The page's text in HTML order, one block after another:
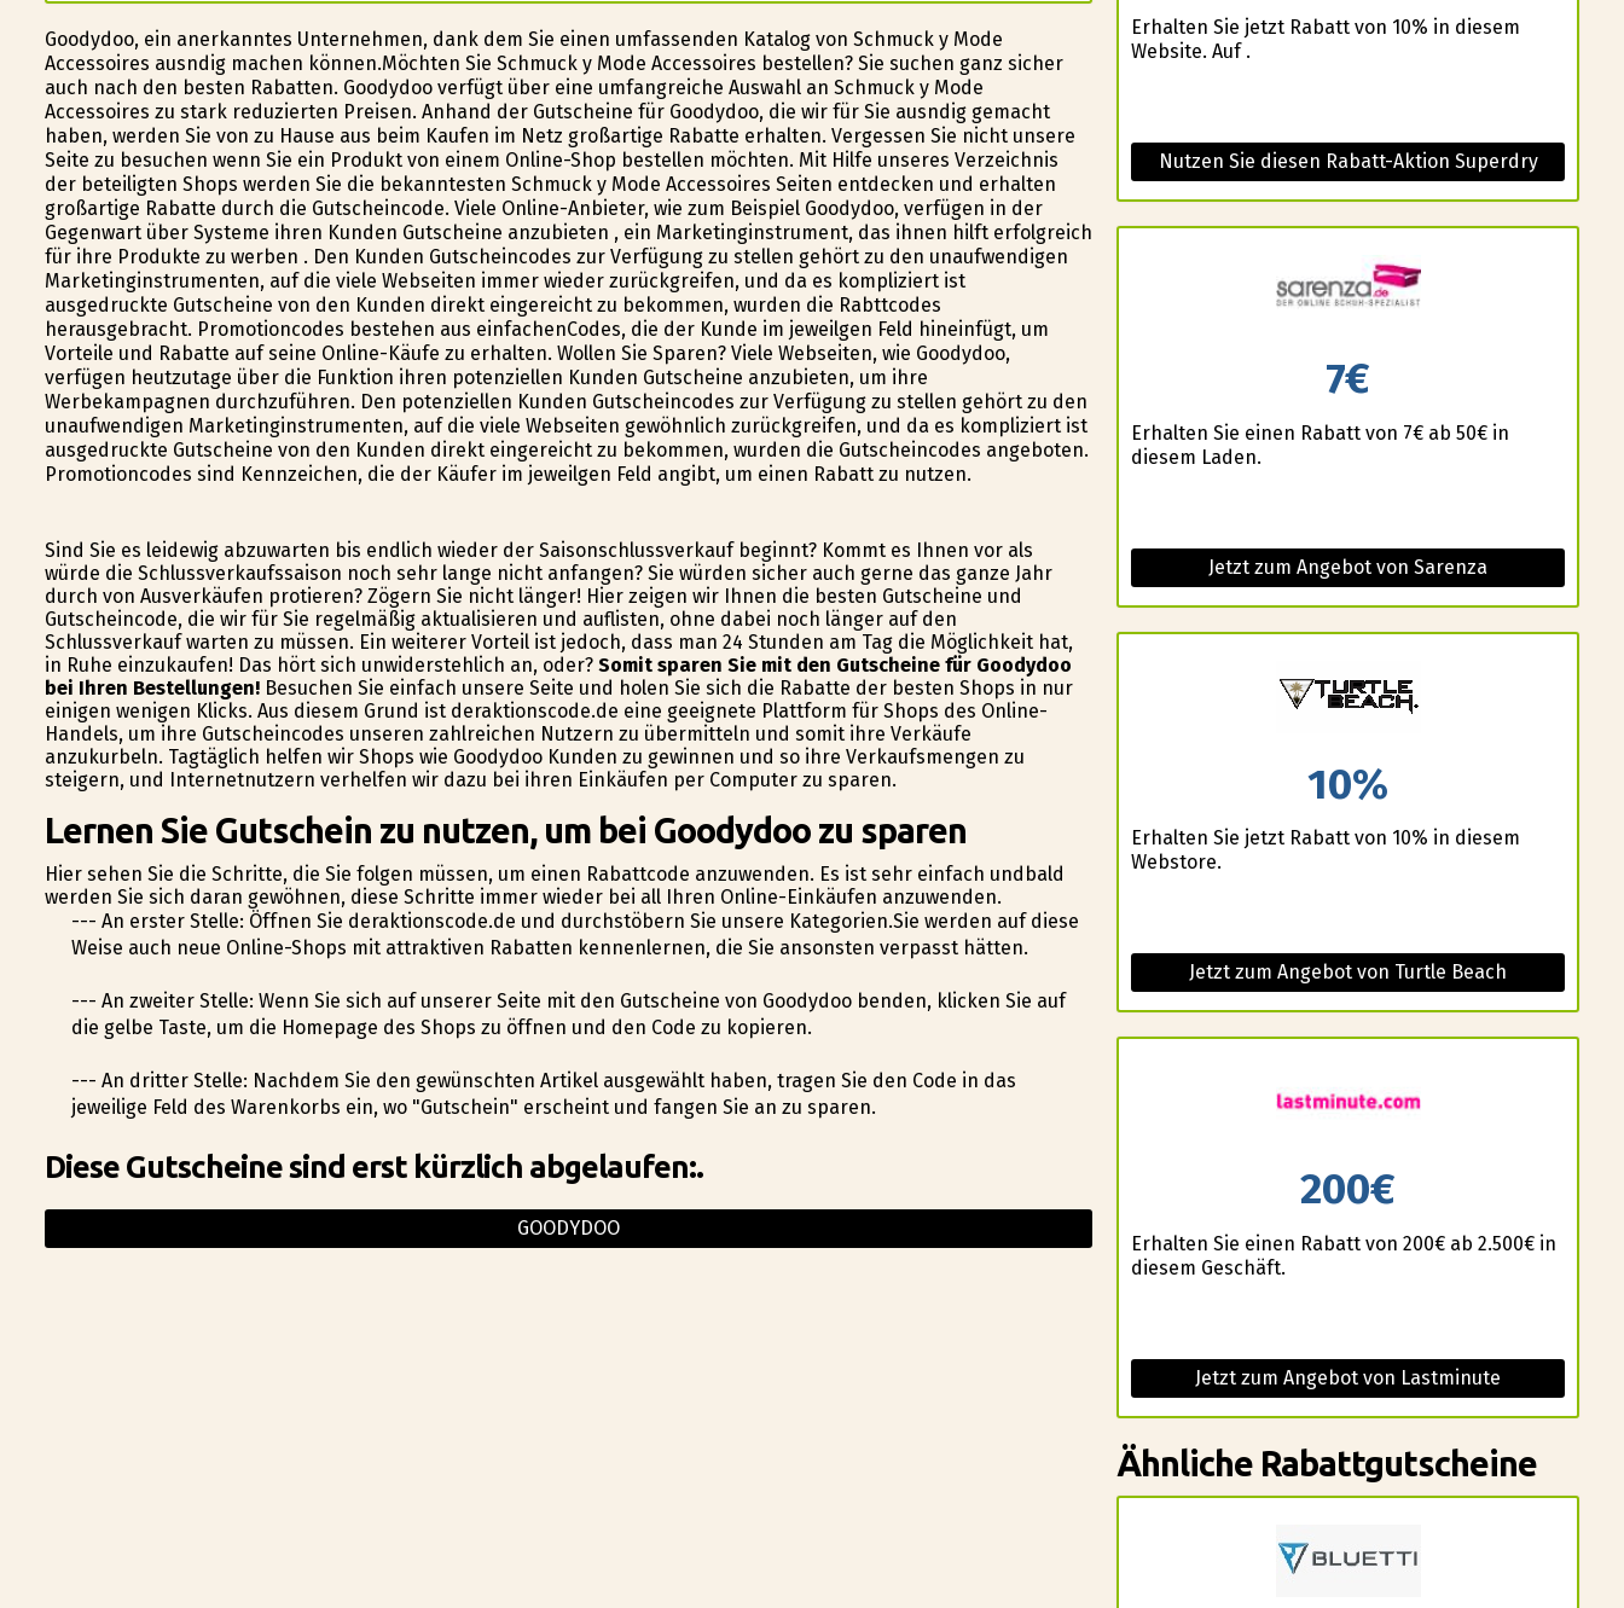
Goodydoo, ein anerkanntes Unternehmen, dank dem Sie einen umfassenden Katalog von Schmuck y Mode
Accessoires ausfindig machen können.Möchten Sie Schmuck y Mode Accessoires bestellen? Sie suchen ganz sicher
auch nach den besten Rabatten. Goodydoo verfügt über eine umfangreiche Auswahl an Schmuck y Mode
Accessoires zu stark reduzierten Preisen. Anhand der Gutscheine für Goodydoo, die wir für Sie ausfindig gemacht
haben, werden Sie von zu Hause aus beim Kaufen im Netz großartige Rabatte erhalten. Vergessen Sie nicht unsere
Seite zu besuchen wenn Sie ein Produkt von einem Online-Shop bestellen möchten. Mit Hilfe unseres Verzeichnis
der beteiligten Shops werden Sie die bekanntesten Schmuck y Mode Accessoires Seiten entdecken und erhalten
großartige Rabatte durch die Gutscheincode. Viele Online-Anbieter, wie zum Beispiel Goodydoo, verfügen in der
Gegenwart über Systeme ihren Kunden Gutscheine anzubieten , ein Marketinginstrument, das ihnen hilft erfolgreich
für ihre Produkte zu werben . Den Kunden Gutscheincodes zur Verfügung zu stellen gehört zu den unaufwendigen
Marketinginstrumenten, auf die viele Webseiten immer wieder zurückgreifen, und da es kompliziert ist
ausgedruckte Gutscheine von den Kunden direkt eingereicht zu bekommen, wurden die Rabttcodes
herausgebracht. Promotioncodes bestehen aus einfachenCodes, die der Kunde im jeweilgen Feld hineinfügt, um
Vorteile und Rabatte auf seine Online-Käufe zu erhalten. Wollen Sie Sparen? Viele Webseiten, wie Goodydoo,
verfügen heutzutage über die Funktion ihren potenziellen Kunden Gutscheine anzubieten, um ihre
Werbekampagnen durchzuführen. Den potenziellen Kunden Gutscheincodes zur Verfügung zu stellen gehört zu den
unaufwendigen Marketinginstrumenten, auf die viele Webseiten gewöhnlich zurückgreifen, und da es kompliziert ist
ausgedruckte Gutscheine von den Kunden direkt eingereicht zu bekommen, wurden die Gutscheincodes angeboten.
Promotioncodes sind Kennzeichen, die der Käufer im jeweilgen Feld angibt, um einen Rabatt zu nutzen.
Sind Sie es leidewig abzuwarten bis endlich wieder der Saisonschlussverkauf beginnt? Kommt es Ihnen vor als
würde die Schlussverkaufssaison noch sehr lange nicht anfangen? Sie würden sicher auch gerne das ganze Jahr
durch von Ausverkäufen profitieren? Zögern Sie nicht länger! Hier zeigen wir Ihnen die besten Gutscheine und
Gutscheincode, die wir für Sie regelmäßig aktualisieren und auflisten, ohne dabei noch länger auf den
Schlussverkauf warten zu müssen. Ein weiterer Vorteil ist jedoch, dass man 24 Stunden am Tag die Möglichkeit hat,
in Ruhe einzukaufen! Das hört sich unwiderstehlich an, oder? Somit sparen Sie mit den Gutscheine für Goodydoo
bei Ihren Bestellungen!Besuchen Sie einfach unsere Seite und holen Sie sich die Rabatte der besten Shops in nur
einigen wenigen Klicks. Aus diesem Grund ist deraktionscode.de eine geeignete Plattform für Shops des Online-
Handels, um ihre Gutscheincodes unseren zahlreichen Nutzern zu übermitteln und somit ihre Verkäufe
anzukurbeln. Tagtäglich helfen wir Shops wie Goodydoo Kunden zu gewinnen und so ihre Verkaufsmengen zu
steigern, und Internetnutzern verhelfen wir dazu bei ihren Einkäufen per Computer zu sparen.
Lernen Sie Gutschein zu nutzen, um bei Goodydoo zu sparen
Hier sehen Sie die Schritte, die Sie folgen müssen, um einen Rabattcode anzuwenden. Es ist sehr einfach undbald
werden Sie sich daran gewöhnen, diese Schritte immer wieder bei all Ihren Online-Einkäufen anzuwenden.
--- An erster Stelle: Öffnen Sie deraktionscode.de und durchstöbern Sie unsere Kategorien.Sie werden auf diese
Weise auch neue Online-Shops mit attraktiven Rabatten kennenlernen, die Sie ansonsten verpasst hätten.
--- An zweiter Stelle: Wenn Sie sich auf unserer Seite mit den Gutscheine von Goodydoo befinden, klicken Sie auf
die gelbe Taste, um die Homepage des Shops zu öffnen und den Code zu kopieren.
--- An dritter Stelle: Nachdem Sie den gewünschten Artikel ausgewählt haben, tragen Sie den Code in das
jeweilige Feld des Warenkorbs ein, wo "Gutschein" erscheint und fangen Sie an zu sparen.
Diese Gutscheine sind erst kürzlich abgelaufen:.
GOODYDOO
Erhalten Sie jetzt Rabatt von 10% in diesem
Website. Auf .
Nutzen Sie diesen Rabatt-Aktion Superdry
7€
Erhalten Sie einen Rabatt von 7€ ab 50€ in
diesem Laden.
Jetzt zum Angebot von Sarenza
10%
Erhalten Sie jetzt Rabatt von 10% in diesem
Webstore.
Jetzt zum Angebot von Turtle Beach
200€
Erhalten Sie einen Rabatt von 200€ ab 2.500€ in
diesem Geschäft.
Jetzt zum Angebot von Lastminute
Ähnliche Rabattgutscheine